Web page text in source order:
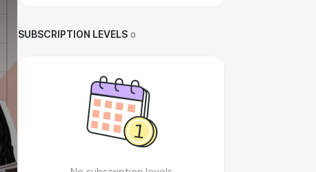
SUBSCRIPTION LEVELS 0